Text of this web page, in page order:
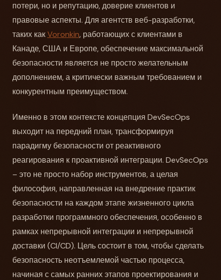
потери, но и репутацию, доверие клиентов и
правовые аспекты. Для агентств веб-разработки,
таких какVoronkin, работающих с клиентами в
Канаде, США и Европе, обеспечение максимальной
безопасности является не просто желательным
дополнением, а критически важным требованием и
конкурентным преимуществом.
Именно в этом контексте концепция DevSecOps
выходит на передний план, трансформируя
парадигму безопасности от реактивного
реагирования к проактивной интеграции. DevSecOps
– это не просто набор инструментов, а целая
философия, направленная на внедрение практик
безопасности на каждом этапе жизненного цикла
разработки программного обеспечения, особенно в
рамках непрерывной интеграции и непрерывной
доставки (CI/CD). Цель состоит в том, чтобы сделать
безопасность неотъемлемой частью процесса,
начиная с самых ранних этапов проектирования и